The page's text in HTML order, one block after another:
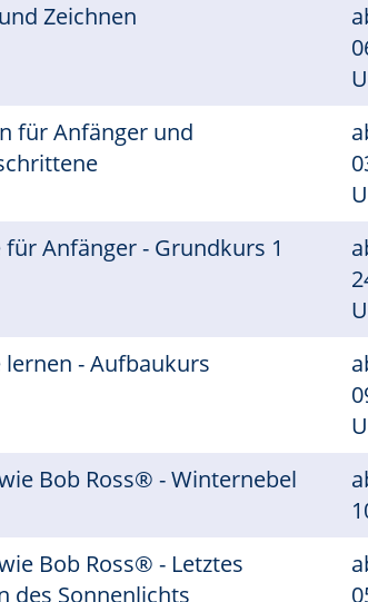
Zeichnen
für Anfänger und
Anfänger - Grundkurs 1
lernen - Aufbaukurs
Bob Ross® - Winternebel
Bob Ross® - Letztes
des Sonnenlichts